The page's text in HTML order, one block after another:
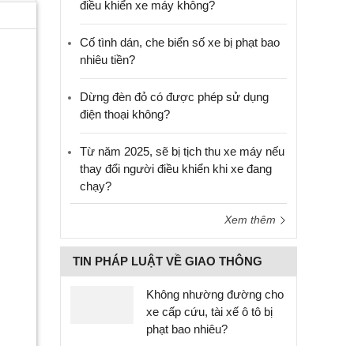
điều khiển xe máy không?
Cố tình dán, che biển số xe bị phạt bao
nhiêu tiền?
Dừng đèn đỏ có được phép sử dụng
điện thoại không?
Từ năm 2025, sẽ bị tịch thu xe máy nếu
thay đổi người điều khiển khi xe đang
chạy?
Xem thêm
TIN PHÁP LUẬT VỀ GIAO THÔNG
Không nhường đường cho
xe cấp cứu, tài xế ô tô bị
phạt bao nhiêu?